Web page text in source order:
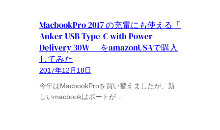
MacbookPro 2017 の充電にも使える「
Anker USB Type-C with Power
Delivery 30W 」をamazonUSAで購入
してみた
2017年12月18日
今年はMacbookProを買い替えましたが、新
しいmacbookはポートが…